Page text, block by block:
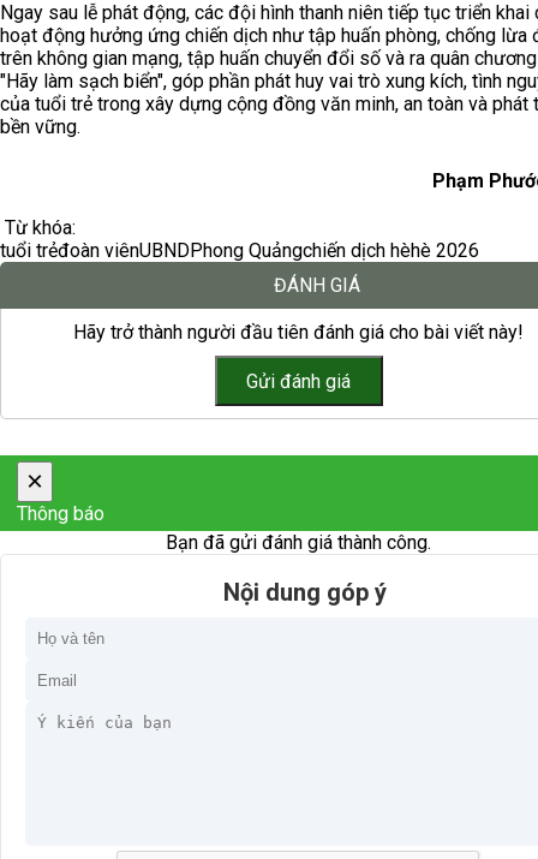
Ngay sau lễ phát động, các đội hình thanh niên tiếp tục triển khai
hoạt động hưởng ứng chiến dịch như tập huấn phòng, chống lừa
trên không gian mạng, tập huấn chuyển đổi số và ra quân
"Hãy làm sạch biển", góp phần phát huy vai trò xung kích, tình
của tuổi trẻ trong xây dựng cộng đồng văn minh, an toàn và phát
bền vững.
Phạm
Từ khóa:
tuổi trẻđoàn viênUBNDPhong Quảngchiến dịch hèhè 2026
ĐÁNH GIÁ
Hãy trở thành người đầu tiên đánh giá cho bài viết này!
×
Thông báo
Bạn đã gửi đánh giá thành công.
Nội dung góp ý